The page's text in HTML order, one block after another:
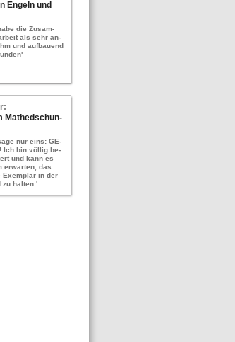
En­geln und
die Zu­sam­
als sehr an­
und auf­bau­end
Ma­thed­schun­
nur eins: GE­
Ich bin völ­lig be­
und kann es
er­war­ten, das
Ex­em­plar in der
zu hal­ten.'